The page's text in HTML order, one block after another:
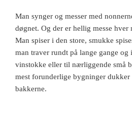
Man synger og messer med
døgnet. Og der er hellig messe
Man spiser i den store, smukke
man traver rundt på lange gange og
vinstokke eller til nærliggende små
mest forunderlige bygninger
bakkerne.